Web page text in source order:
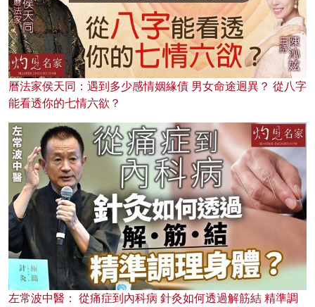
曆法家侯天同：遇到多少感情姻緣債 男女命途迥異？ 從八字
能看透你的七情六欲？
左常波中醫： 從痛症到內科病 針灸如何透過解筋結 精準調